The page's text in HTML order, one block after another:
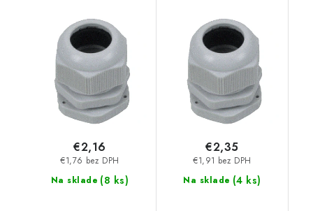
Na sklade (8 ks)
€1,76 bez DPH
€2,16
Na sklade (4 ks)
€1,91 bez DPH
€2,35